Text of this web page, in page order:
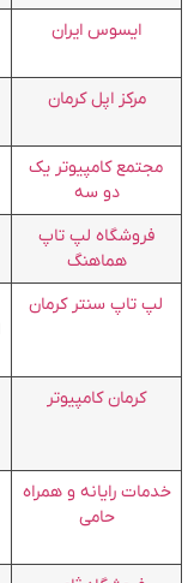
ایسوس ایران
مرکز اپل کرمان
مجتمع کامپیوتر یک
دو سه
فروشگاه لپ تاپ
هماهنگ
لپ تاپ سنتر کرمان
کرمان کامپیوتر
خدمات رایانه و همراه
حامی